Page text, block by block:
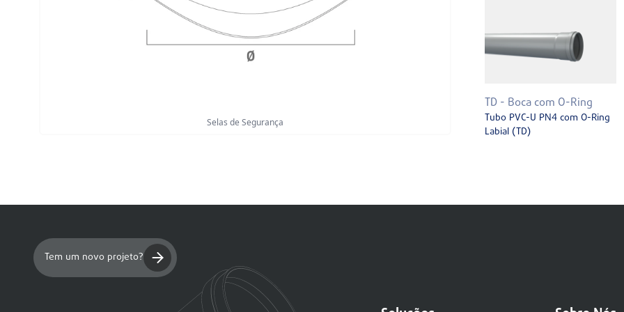
Selas de Segurança
TD - Boca com O-Ring
Tubo PVC-U PN4 com O-Ring
Labial (TD)
Tem um novo projeto?